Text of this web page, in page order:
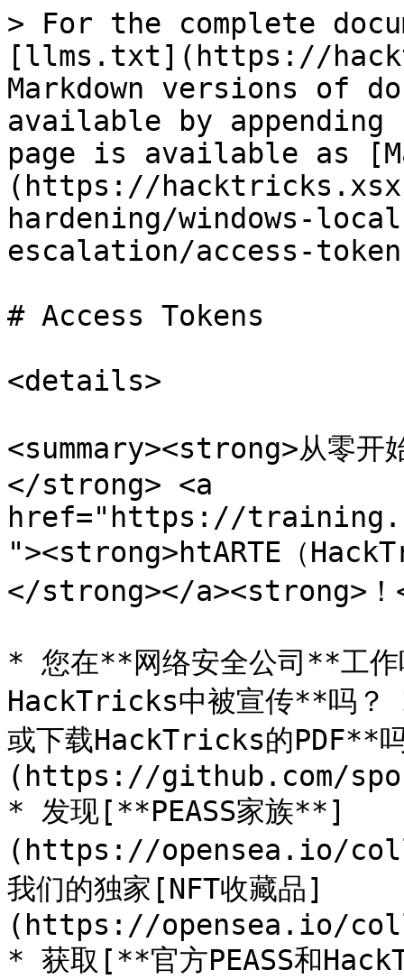
> For the complete
[llms.txt](https://
Markdown versions of
available by
page is available as
(https://
hardening/windows-
escalation/access-
# Access Tokens
<details>
<summary><strong>从零开
</strong> <a
href="https://
"><strong>htARTE（
</strong></a><strong>！
* 您在**网络安全公司**工
HackTricks中被宣传**吗？
或下载HackTricks的PDF**
(https://github.com/
* 发现[**PEASS家族**]
(https://opensea.io/
我们的独家[NFT收藏品]
(https://opensea.io/
* 获取[**官方PEASS和